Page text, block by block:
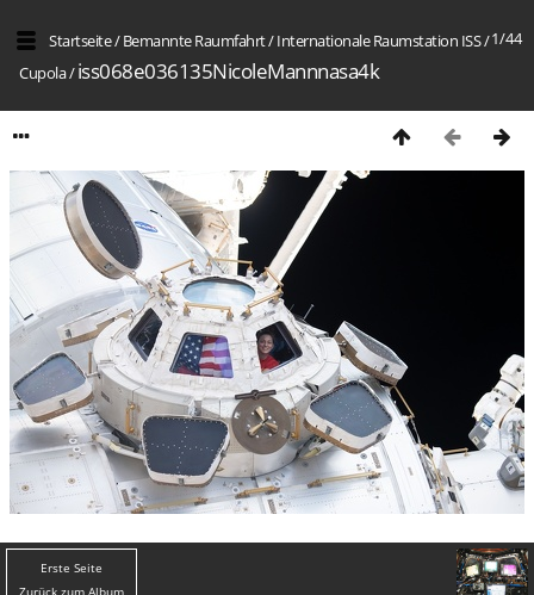
1/44
Startseite/Bemannte Raumfahrt/Internation­ale Raumstation ISS/
Cupola/iss068e036135NicoleMannnasa4k
Erste Seite
Zurück zum Album